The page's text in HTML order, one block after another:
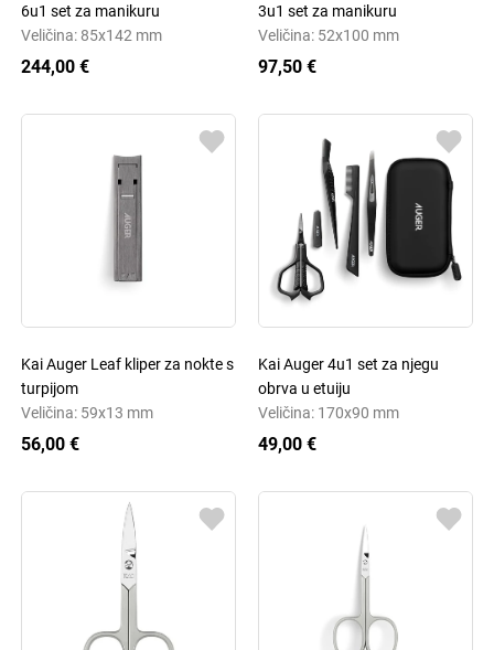
6u1 set za manikuru
Veličina: 85x142 mm
244,00 €
3u1 set za manikuru
Veličina: 52x100 mm
97,50 €
Kai Auger Leaf kliper za nokte s
turpijom
Veličina: 59x13 mm
56,00 €
Kai Auger 4u1 set za njegu
obrva u etuiju
Veličina: 170x90 mm
49,00 €